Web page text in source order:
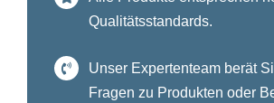
Qualitätsstandards.
Unser Expertenteam berät
Fragen zu Produkten oder